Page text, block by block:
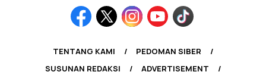
TENTANG KAMI
PEDOMAN SIBER
SUSUNAN REDAKSI
ADVERTISEMENT